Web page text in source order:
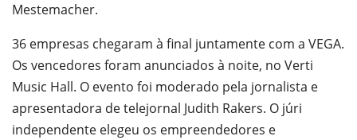
Mestemacher.
36 empresas chegaram à final juntamente com a VEGA.
Os vencedores foram anunciados à noite, no Verti
Music Hall. O evento foi moderado pela jornalista e
apresentadora de telejornal Judith Rakers. O júri
independente elegeu os empreendedores e